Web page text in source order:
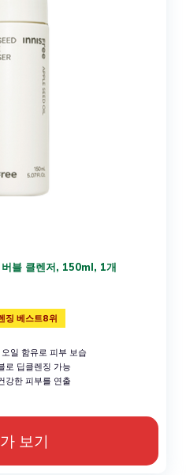
블 클렌저, 150ml, 1개
징 베스트8위
일 함유로 피부 보습
로 딥클렌징 가능
강한 피부를 연출
보기